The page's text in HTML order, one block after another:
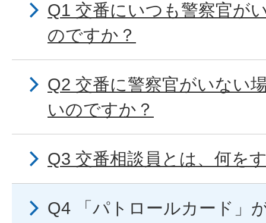
Q1 交番にいつも警察官が
のですか？
Q2 交番に警察官がいない
いのですか？
Q3 交番相談員とは、何を
Q4 「パトロールカード」